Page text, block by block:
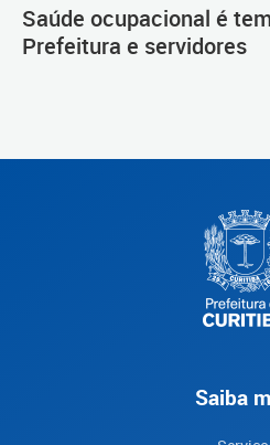
Saúde ocupacional é
Prefeitura e servidores
Saiba